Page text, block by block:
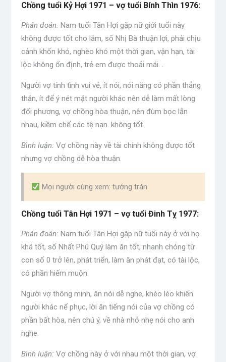
Chồng tuổi Kỷ Hợi 1971 – vợ tuổi Bính Thìn 1976:
Phán đoán: Nam tuổi Tân Hợi gặp nữ giới tuổi này
không được tốt cho lắm, số Nhị Bà thuận lợi, phải chịu
cảnh khốn khó, nghèo khó một thời gian, vận hạn, tài
lộc không ổn định, trẻ em được thoải mái. .
Người vợ tính tình vui vẻ, ít nói, nói năng có phần thẳng
thắn, ít để ý nét mặt người khác nên dễ làm mất lòng
đối phương, vợ chồng hòa thuận, nên đùm bọc lẫn
nhau, kiềm chế các tệ nạn. không tốt.
Bình luận: Vợ chồng này về tài chính không được tốt
nhưng vợ chồng dễ hòa thuận.
Mọi người cùng xem: tướng trán
Chồng tuổi Tân Hợi 1971 – vợ tuổi Đinh Tỵ 1977:
Phán đoán: Nam tuổi Tân Hợi gặp nữ tuổi này ở với họ
khá tốt, số Nhất Phú Quý làm ăn tốt, nhanh chóng từ
con số 0 trở lên, phát triển, làm ăn phát đạt, có tài lộc,
có phần hiếm muộn.
Người vợ thông minh, ăn nói dễ nghe, khéo léo khiến
người khác nể phục, lời ăn tiếng nói của vợ chồng có
phần bất hòa, nên chú ý, về nhà nhỏ nhẹ nói cho anh
nghe.
Bình luận: Vợ chồng này ở với nhau một thời gian, vợ